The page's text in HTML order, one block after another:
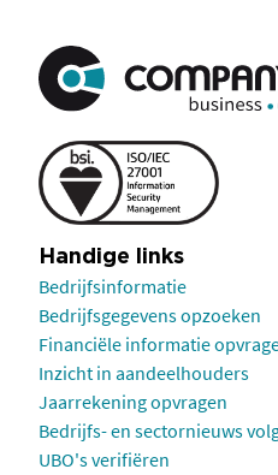
Handige links
Bedrijfsinformatie
Bedrijfsgegevens opzoeken
Financiële informatie
Inzicht in aandeelhouders
Jaarrekening opvragen
Bedrijfs- en sectornieuws
UBO's verifiëren